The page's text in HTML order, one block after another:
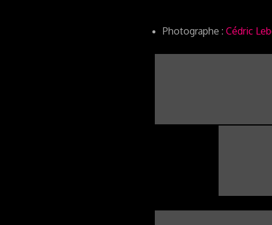
Photographe : Cédric